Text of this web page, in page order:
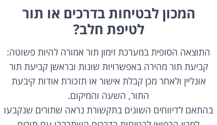
המכון לבטיחות בדרכים או תור
לטיפת חלב?
התוצאה הסופית במערכת זימון תור אמורה להיות פשוטה:
קביעת תור מהירה באפשרויות שונות ובראשן קביעת תור
אונליין ולאחר מכן קבלת אישור או תזכורת אודות קיבעת
התור, השעה והמיקום.
בהתאם לדיווחים השונים בתקשורת נראה שתורים שנקבעו